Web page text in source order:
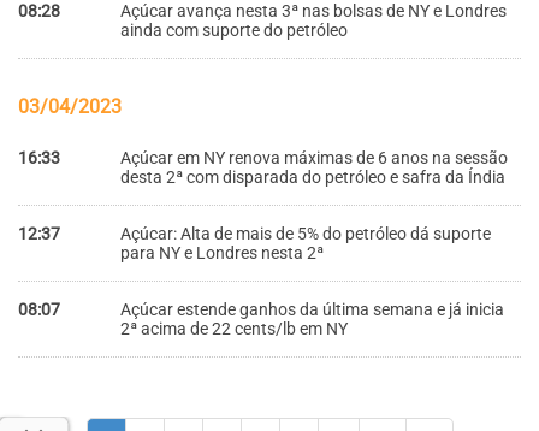
08:28
Açúcar avança nesta 3ª nas bolsas de NY e Londres
ainda com suporte do petróleo
03/04/2023
16:33
Açúcar em NY renova máximas de 6 anos na sessão
desta 2ª com disparada do petróleo e safra da Índia
12:37
Açúcar: Alta de mais de 5% do petróleo dá suporte
para NY e Londres nesta 2ª
08:07
Açúcar estende ganhos da última semana e já inicia
2ª acima de 22 cents/lb em NY